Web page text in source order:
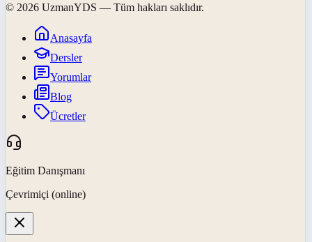
© 2026 UzmanYDS — Tüm hakları saklıdır.
Anasayfa
Dersler
Yorumlar
Blog
Ücretler
Eğitim Danışmanı
Çevrimiçi (online)